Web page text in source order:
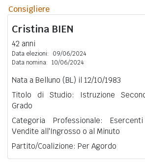
Consigliere
Cristina BIEN
42 anni
Data elezioni:
09/06/2024
Data nomina: 10/06/2024
Nata a Belluno (BL) il 12/10/1983
Titolo di Studio: Istruzione
Grado
Categoria Professionale:
Vendite all'Ingrosso o al Minuto
Partito/Coalizione: Per Agordo